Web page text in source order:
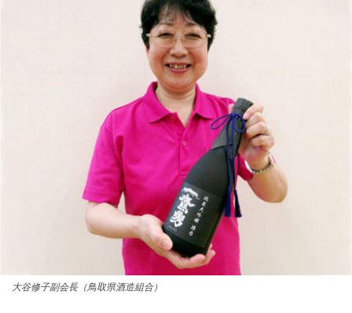
大谷修子副会長（鳥取県酒造組合）